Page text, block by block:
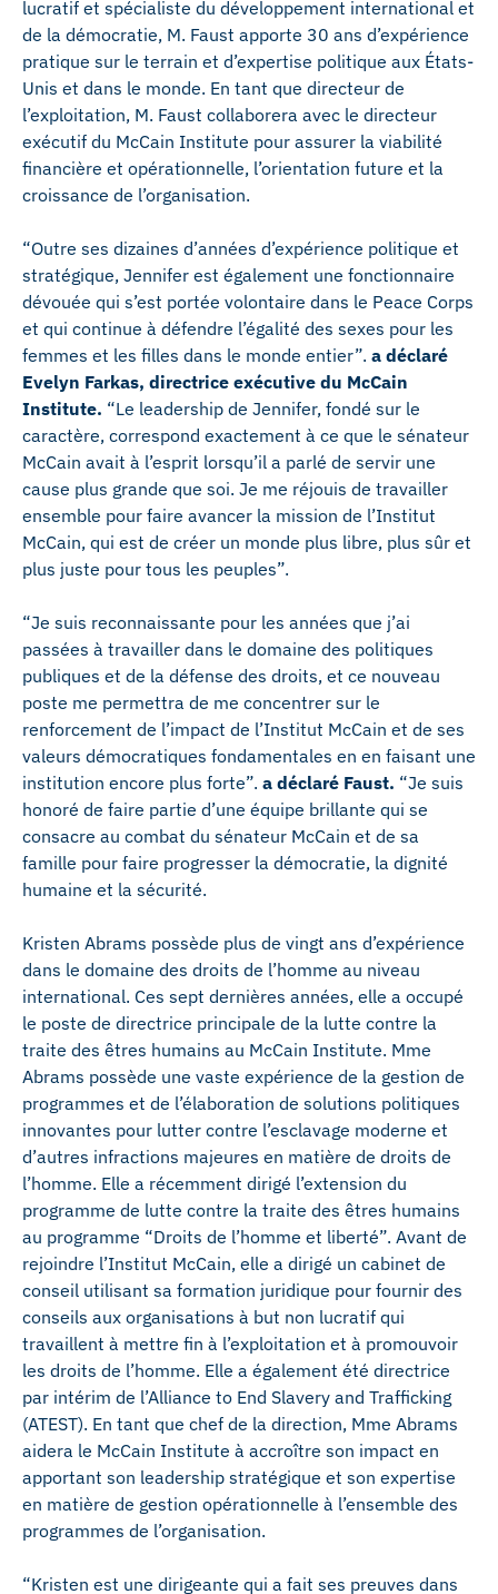
lucratif et spécialiste du développement international et
de la démocratie, M. Faust apporte 30 ans d’expérience
pratique sur le terrain et d’expertise politique aux États-
Unis et dans le monde. En tant que directeur de
l’exploitation, M. Faust collaborera avec le directeur
exécutif du McCain Institute pour assurer la viabilité
financière et opérationnelle, l’orientation future et la
croissance de l’organisation.
“Outre ses dizaines d’années d’expérience politique et
stratégique, Jennifer est également une fonctionnaire
dévouée qui s’est portée volontaire dans le Peace Corps
et qui continue à défendre l’égalité des sexes pour les
femmes et les filles dans le monde entier”. a déclaré
Evelyn Farkas, directrice exécutive du McCain
Institute. “Le leadership de Jennifer, fondé sur le
caractère, correspond exactement à ce que le sénateur
McCain avait à l’esprit lorsqu’il a parlé de servir une
cause plus grande que soi. Je me réjouis de travailler
ensemble pour faire avancer la mission de l’Institut
McCain, qui est de créer un monde plus libre, plus sûr et
plus juste pour tous les peuples”.
“Je suis reconnaissante pour les années que j’ai
passées à travailler dans le domaine des politiques
publiques et de la défense des droits, et ce nouveau
poste me permettra de me concentrer sur le
renforcement de l’impact de l’Institut McCain et de ses
valeurs démocratiques fondamentales en en faisant une
institution encore plus forte”. a déclaré Faust. “Je suis
honoré de faire partie d’une équipe brillante qui se
consacre au combat du sénateur McCain et de sa
famille pour faire progresser la démocratie, la dignité
humaine et la sécurité.
Kristen Abrams possède plus de vingt ans d’expérience
dans le domaine des droits de l’homme au niveau
international. Ces sept dernières années, elle a occupé
le poste de directrice principale de la lutte contre la
traite des êtres humains au McCain Institute. Mme
Abrams possède une vaste expérience de la gestion de
programmes et de l’élaboration de solutions politiques
innovantes pour lutter contre l’esclavage moderne et
d’autres infractions majeures en matière de droits de
l’homme. Elle a récemment dirigé l’extension du
programme de lutte contre la traite des êtres humains
au programme “Droits de l’homme et liberté”. Avant de
rejoindre l’Institut McCain, elle a dirigé un cabinet de
conseil utilisant sa formation juridique pour fournir des
conseils aux organisations à but non lucratif qui
travaillent à mettre fin à l’exploitation et à promouvoir
les droits de l’homme. Elle a également été directrice
par intérim de l’Alliance to End Slavery and Trafficking
(ATEST). En tant que chef de la direction, Mme Abrams
aidera le McCain Institute à accroître son impact en
apportant son leadership stratégique et son expertise
en matière de gestion opérationnelle à l’ensemble des
programmes de l’organisation.
“Kristen est une dirigeante qui a fait ses preuves dans